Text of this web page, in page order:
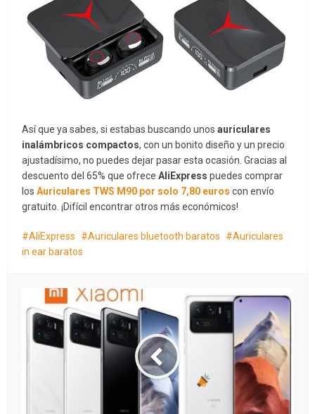
Así que ya sabes, si estabas buscando unosauriculares
inalámbricos compactos, con un bonito diseño y un precio
ajustadísimo, no puedes dejar pasar esta ocasión. Gracias al
descuento del 65% que ofreceAliExpress puedes comprar
losAuriculares TWS M90 por solo 7,80 euros con envío
gratuito. ¡Difícil encontrar otros más económicos!
AliExpress Auriculares bluetooth baratos
Auriculares
in ear baratos